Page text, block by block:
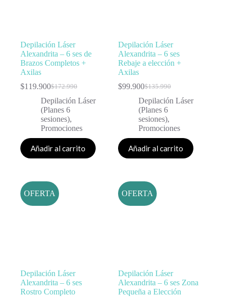
Depilación Láser
Alexandrita – 6 ses de
Brazos Completos +
Axilas
$172.990
$119.900
Depilación Láser
(Planes 6
sesiones),
Promociones
Añadir al carrito
Depilación Láser
Alexandrita – 6 ses
Rebaje a elección +
Axilas
$135.990
$99.900
Depilación Láser
(Planes 6
sesiones),
Promociones
Añadir al carrito
OFERTA
Depilación Láser
Alexandrita – 6 ses
Rostro Completo
OFERTA
Depilación Láser
Alexandrita – 6 ses Zona
Pequeña a Elección